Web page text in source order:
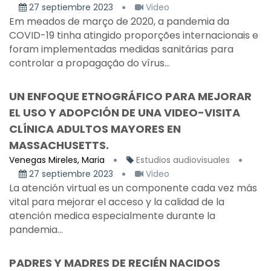
27 septiembre 2023
Video
Em meados de março de 2020, a pandemia da
COVID-19 tinha atingido proporções internacionais e
foram implementadas medidas sanitárias para
controlar a propagação do vírus...
UN ENFOQUE ETNOGRÁFICO PARA MEJORAR
EL USO Y ADOPCIÓN DE UNA VIDEO-VISITA
CLÍNICA ADULTOS MAYORES EN
MASSACHUSETTS.
Venegas Mireles, Maria
Estudios audiovisuales
27 septiembre 2023
Video
La atención virtual es un componente cada vez más
vital para mejorar el acceso y la calidad de la
atención medica especialmente durante la
pandemia...
PADRES Y MADRES DE RECIÉN NACIDOS